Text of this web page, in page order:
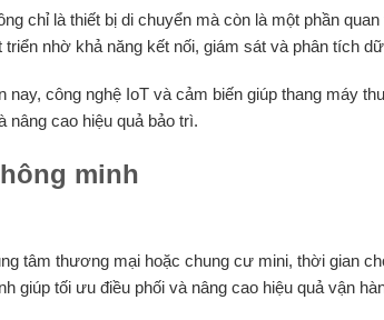
chỉ là thiết bị di chuyển mà còn là một phần
triển nhờ khả năng kết nối, giám sát và phân tích
công nghệ IoT và cảm biến giúp thang máy
nâng cao hiệu quả bảo trì.
minh
tâm thương mại hoặc chung cư mini, thời gian
giúp tối ưu điều phối và nâng cao hiệu quả vận